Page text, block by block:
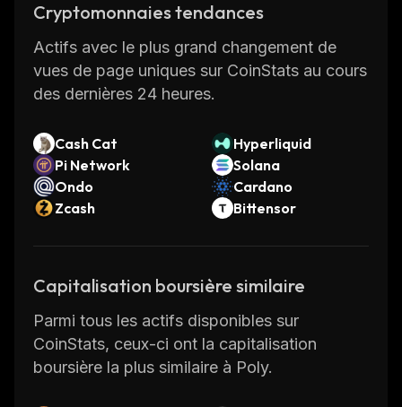
Cryptomonnaies tendances
Actifs avec le plus grand changement de
vues de page uniques sur CoinStats au cours
des dernières 24 heures.
Cash Cat
Hyperliquid
Pi Network
Solana
Ondo
Cardano
Zcash
Bittensor
Capitalisation boursière similaire
Parmi tous les actifs disponibles sur
CoinStats, ceux-ci ont la capitalisation
boursière la plus similaire à Poly.